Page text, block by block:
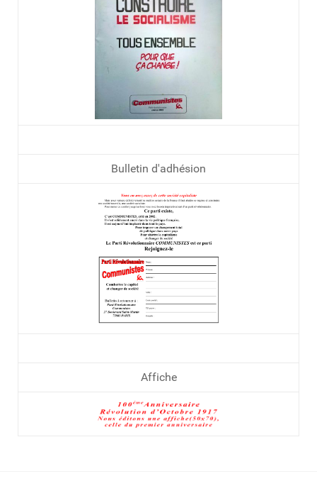
Bulletin d'adhésion
Affiche